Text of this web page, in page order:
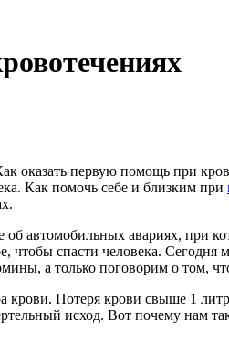
оказать первую помощь при
Как помочь себе и близким при
автомобильных авариях, при
чтобы спасти человека.
а только поговорим о том,
крови. Потеря крови свыше 1
исход. Вот почему нам